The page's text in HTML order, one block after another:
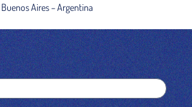
Buenos Aires – Argentina